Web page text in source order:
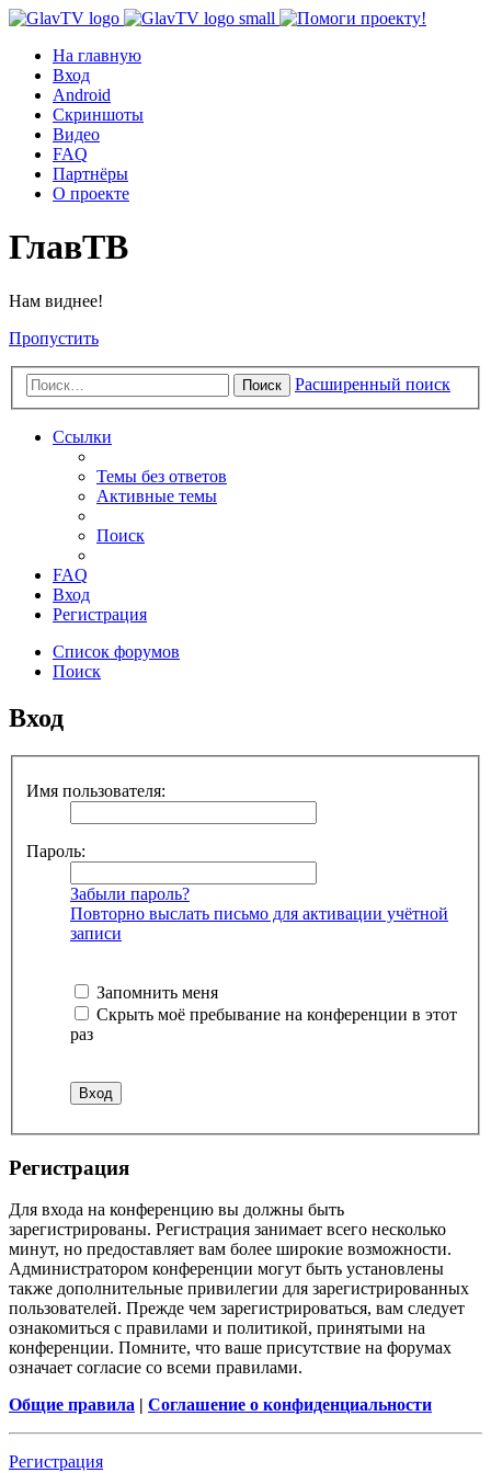
На главную
Вход
Android
Скриншоты
Видео
FAQ
Партнёры
О проекте
ГлавТВ
Нам виднее!
Пропустить
Поиск Расширенный поиск
Ссылки
Темы без ответов
Активные темы
Поиск
FAQ
Вход
Регистрация
Список форумов
Поиск
Вход
Имя пользователя:
Пароль:
Забыли пароль?
Повторно выслать письмо для активации учётной
записи
Запомнить меня
Скрыть моё пребывание на конференции в этот
раз
Регистрация
Для входа на конференцию вы должны быть
зарегистрированы. Регистрация занимает всего несколько
минут, но предоставляет вам более широкие возможности.
Администратором конференции могут быть установлены
также дополнительные привилегии для зарегистрированных
пользователей. Прежде чем зарегистрироваться, вам следует
ознакомиться с правилами и политикой, принятыми на
конференции. Помните, что ваше присутствие на форумах
означает согласие со всеми правилами.
Общие правила | Соглашение о конфиденциальности
Регистрация